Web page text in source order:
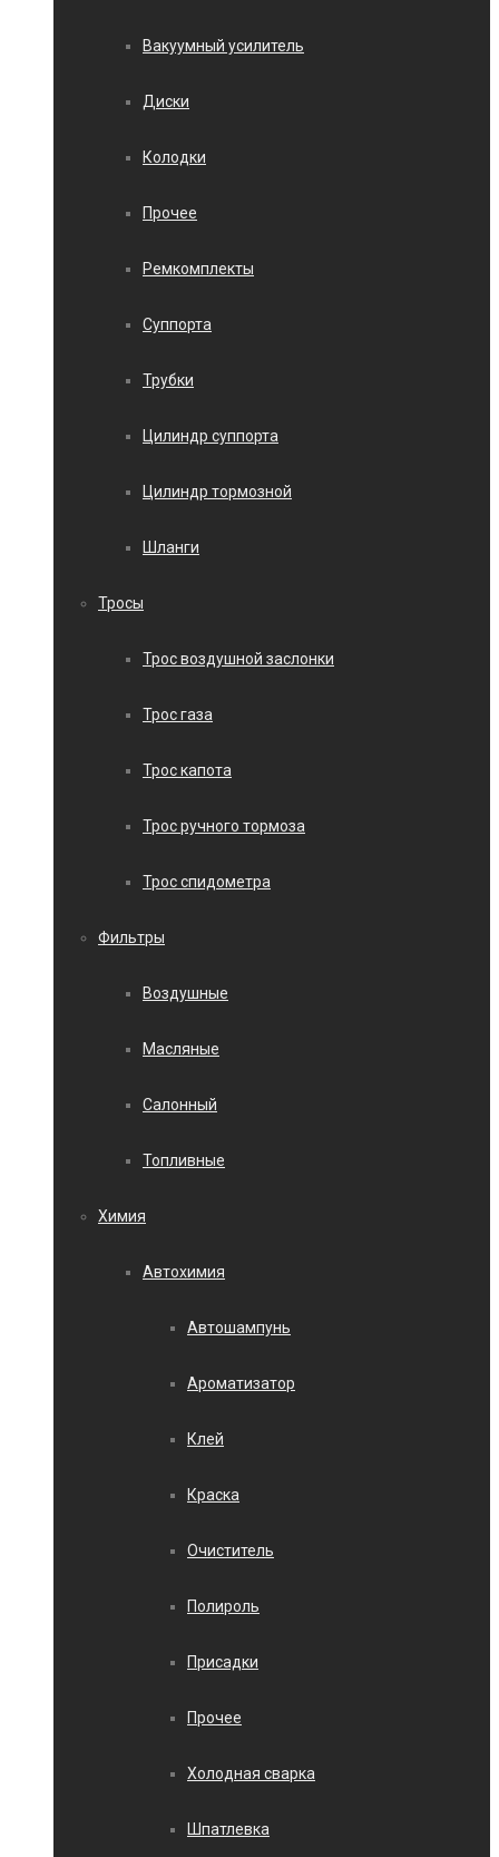
Вакуумный усилитель
Диски
Колодки
Прочее
Ремкомплекты
Суппорта
Трубки
Цилиндр суппорта
Цилиндр тормозной
Шланги
Тросы
Трос воздушной заслонки
Трос газа
Трос капота
Трос ручного тормоза
Трос спидометра
Фильтры
Воздушные
Масляные
Салонный
Топливные
Химия
Автохимия
Автошампунь
Ароматизатор
Клей
Краска
Очиститель
Полироль
Присадки
Прочее
Холодная сварка
Шпатлевка